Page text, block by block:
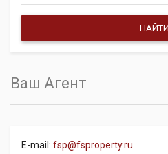
Ваш Агент
E-mail: fsp@fsproperty.ru